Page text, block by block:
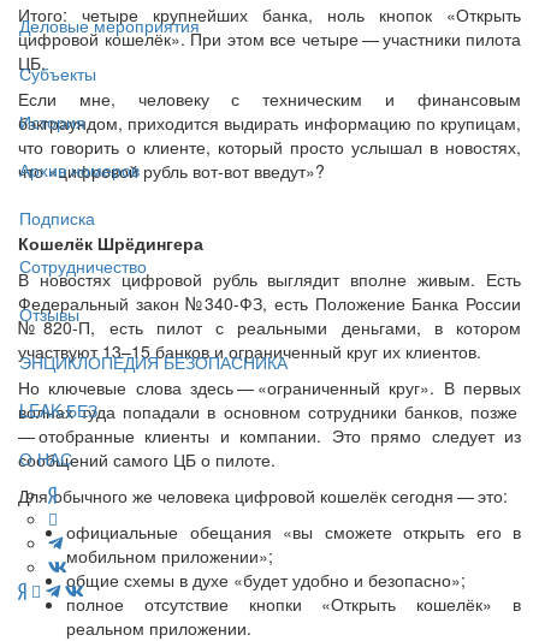
Деловые мероприятия
Субъекты
История
Архив номеров
Подписка
Сотрудничество
Отзывы
ЭНЦИКЛОПЕДИЯ БЕЗОПАСНИКА
LEAK-БЕЗ
О НАС
Итого: четыре крупнейших банка, ноль кнопок «Открыть
цифровой кошелёк». При этом все четыре — ​участники пилота
ЦБ.
Если мне, человеку с техническим и финансовым
бэкграундом, приходится выдирать информацию по крупицам,
что говорить о клиенте, который просто услышал в новостях,
что «цифровой рубль вот-вот введут»?
Кошелёк Шрёдингера
В новостях цифровой рубль выглядит вполне живым. Есть
Федеральный закон №340-ФЗ, есть Положение Банка России
№820-П, есть пилот с реальными деньгами, в котором
участвуют 13–15 банков и ограниченный круг их клиентов.
Но ключевые слова здесь — ​«ограниченный круг». В первых
волнах туда попадали в основном сотрудники банков, позже
— ​отобранные клиенты и компании. Это прямо следует из
сообщений самого ЦБ о пилоте.
Для обычного же человека цифровой кошелёк сегодня — ​это:
официальные обещания «вы сможете открыть его в
мобильном приложении»;
общие схемы в духе «будет удобно и безопасно»;
полное отсутствие кнопки «Открыть кошелёк» в
реальном приложении.